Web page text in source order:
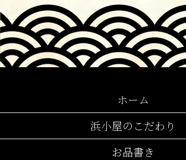
ホーム
浜小屋のこだわり
お品書き